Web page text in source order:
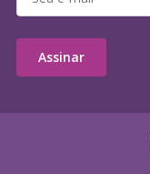
Assinar